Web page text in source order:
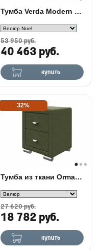
Тумба Verda Modern с зарядкой
53 950 руб.
40 463 руб.
купить
32%
Тумба из ткани OrmaSoft 2
27 620 руб.
18 782 руб.
купить